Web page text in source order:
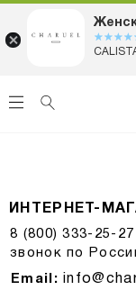
ИНТЕРНЕТ-
8 (800) 333-25-27
звонок по
Email: